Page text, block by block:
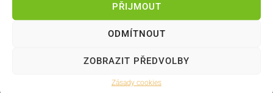
PŘIJMOUT
ODMÍTNOUT
ZOBRAZIT PŘEDVOLBY
Zásady cookies